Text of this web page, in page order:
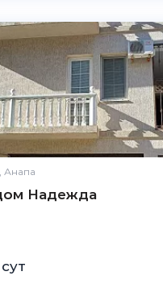
Анапа
Надежда